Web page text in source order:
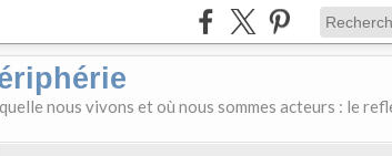
nous vivons et où nous sommes acteurs : le